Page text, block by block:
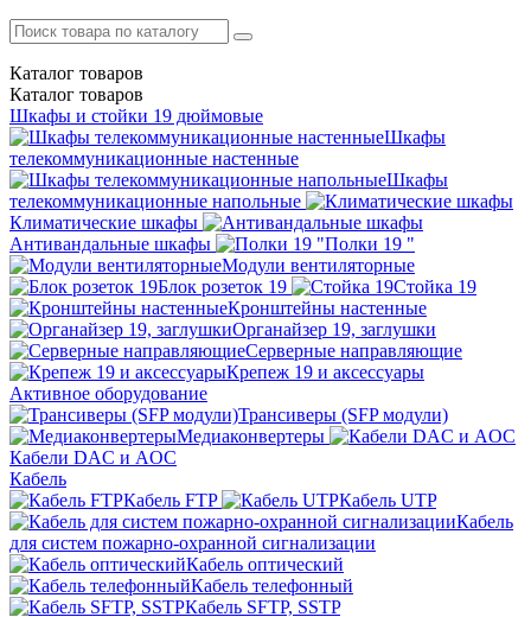
Каталог товаров
Каталог товаров
Шкафы и стойки 19 дюймовые
Шкафы
телекоммуникационные настенные
Шкафы
телекоммуникационные напольные
Климатические шкафы
Антивандальные шкафы
Полки 19 "
Модули вентиляторные
Блок розеток 19
Стойка 19
Кронштейны настенные
Органайзер 19, заглушки
Серверные направляющие
Крепеж 19 и аксессуары
Активное оборудование
Трансиверы (SFP модули)
Медиаконвертеры
Кабели DAC и AOC
Кабель
Кабель FTP
Кабель UTP
Кабель
для систем пожарно-охранной сигнализации
Кабель оптический
Кабель телефонный
Кабель SFTP, SSTP